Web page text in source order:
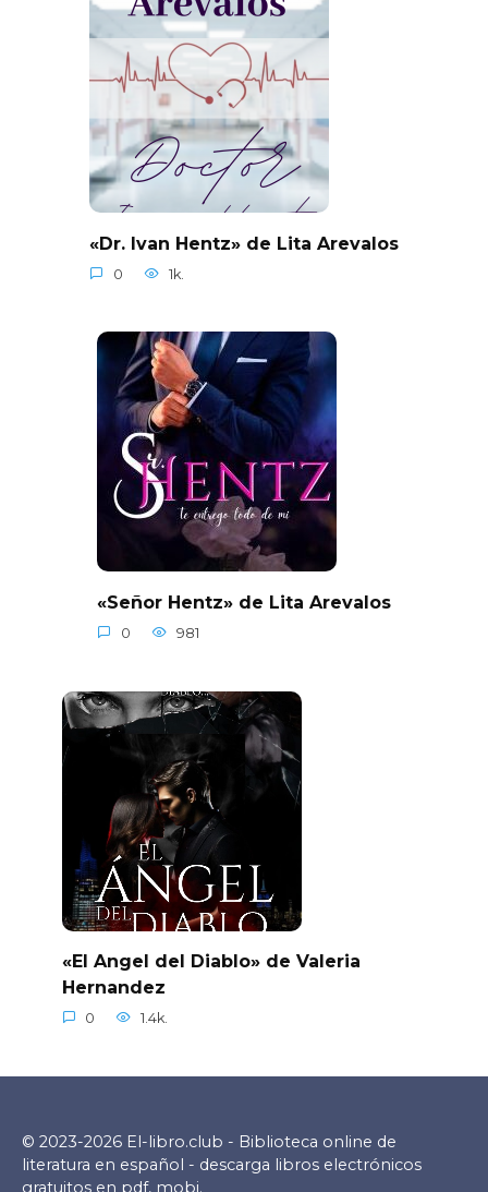
«Dr. Ivan Hentz» de Lita Arevalos
0 1k.
«Señor Hentz» de Lita Arevalos
0 981
«El Angel del Diablo» de Valeria
Hernandez
0 1.4k.
© 2023-2026 El-libro.club - Biblioteca online de
literatura en español - descarga libros electrónicos
gratuitos en pdf, mobi.